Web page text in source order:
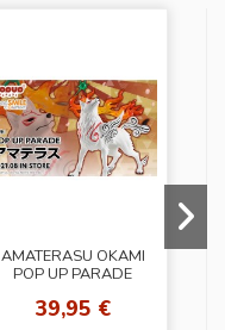
AMATERASU OKAMI
POP UP PARADE
39,95 €